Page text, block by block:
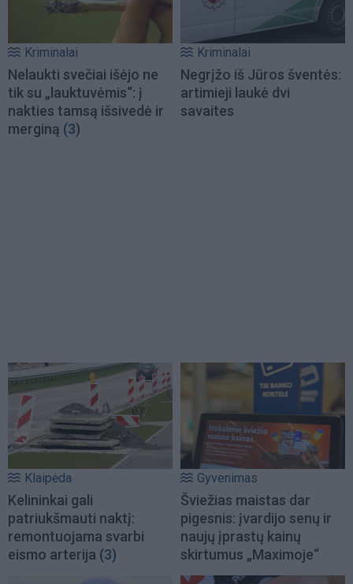
Kriminalai
Nelaukti svečiai išėjo ne
tik su „lauktuvėmis“: į
nakties tamsą išsivedė ir
merginą (3)
Kriminalai
Negrįžo iš Jūros šventės:
artimieji laukė dvi
savaites
Klaipėda
Kelininkai gali
patriukšmauti naktį:
remontuojama svarbi
eismo arterija (3)
Gyvenimas
Šviežias maistas dar
pigesnis: įvardijo senų ir
naujų įprastų kainų
skirtumus „Maximoje“